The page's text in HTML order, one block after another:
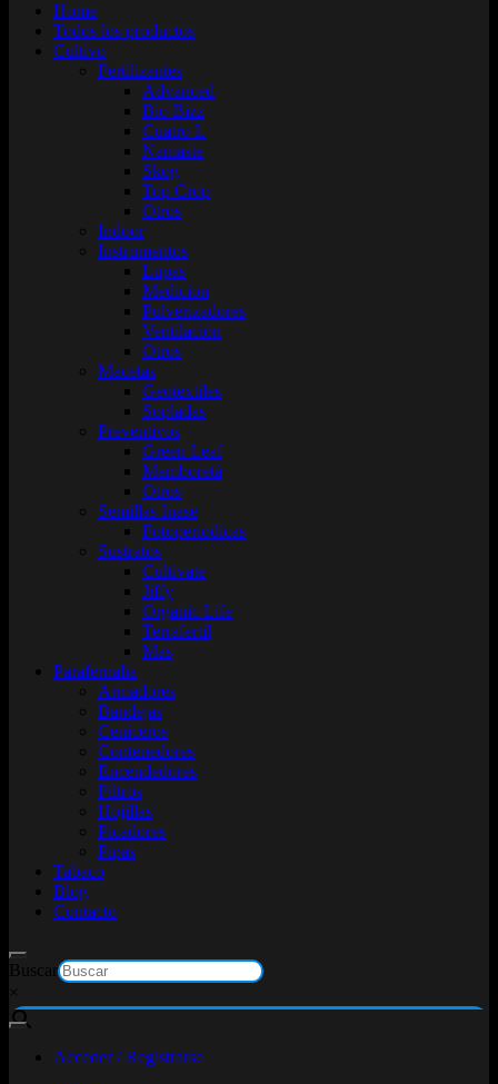
Home
Todos los productos
Cultivo
Fertilizantes
Advanced
Bio Bizz
Cuatro L
Namaste
Skog
Top Crop
Otros
Indoor
Instrumentos
Lupas
Medicion
Pulverizadores
Ventilación
Otros
Macetas
Geotextiles
Sopladas
Preventivos
Green Leaf
Mamboretá
Otros
Semillas Inase
Fotoperiodicas
Sustratos
Cultivate
Jiffy
Organic Life
Terrafertil
Mas
Parafernalia
Armadores
Bandejas
Ceniceros
Contenedores
Encendedores
Filtros
Hojillas
Picadores
Pipas
Tabaco
Blog
Contacto
Buscar
×
Acceder / Registrarse